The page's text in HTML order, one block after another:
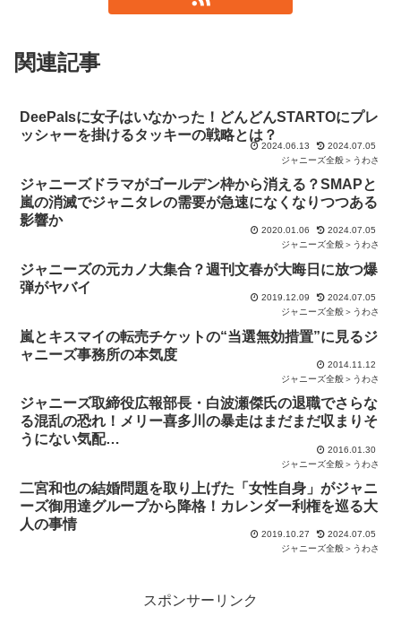
関連記事
DeePalsに女子はいなかった！どんどんSTARTOにプレ
ッシャーを掛けるタッキーの戦略とは？
2024.06.13
2024.07.05
ジャニーズ全般＞うわさ
ジャニーズドラマがゴールデン枠から消える？SMAPと
嵐の消滅でジャニタレの需要が急速になくなりつつある
影響か
2020.01.06
2024.07.05
ジャニーズ全般＞うわさ
ジャニーズの元カノ大集合？週刊文春が大晦日に放つ爆
弾がヤバイ
2019.12.09
2024.07.05
ジャニーズ全般＞うわさ
嵐とキスマイの転売チケットの“当選無効措置”に見るジ
ャニーズ事務所の本気度
2014.11.12
ジャニーズ全般＞うわさ
ジャニーズ取締役広報部長・白波瀬傑氏の退職でさらな
る混乱の恐れ！メリー喜多川の暴走はまだまだ収まりそ
うにない気配…
2016.01.30
ジャニーズ全般＞うわさ
二宮和也の結婚問題を取り上げた「女性自身」がジャニ
ーズ御用達グループから降格！カレンダー利権を巡る大
人の事情
2019.10.27
2024.07.05
ジャニーズ全般＞うわさ
スポンサーリンク